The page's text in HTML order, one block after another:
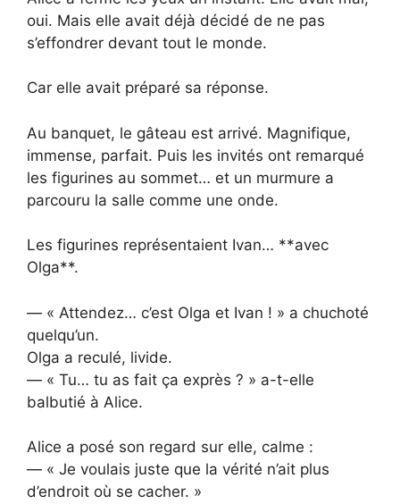
oui. Mais elle avait déjà décidé de ne pas
s’effondrer devant tout le monde.
Car elle avait préparé sa réponse.
Au banquet, le gâteau est arrivé. Magnifique,
immense, parfait. Puis les invités ont remarqué
les figurines au sommet… et un murmure a
parcouru la salle comme une onde.
Les figurines représentaient Ivan… **avec
Olga**.
— « Attendez… c’est Olga et Ivan ! » a chuchoté
quelqu’un.
Olga a reculé, livide.
— « Tu… tu as fait ça exprès ? » a-t-elle
balbutié à Alice.
Alice a posé son regard sur elle, calme :
— « Je voulais juste que la vérité n’ait plus
d’endroit où se cacher. »